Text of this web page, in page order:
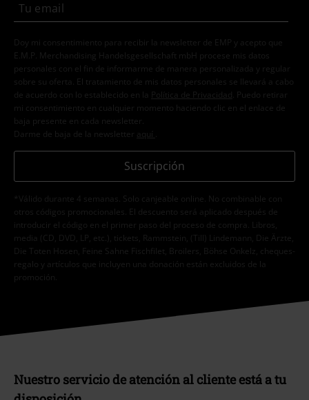
Doy mi consentimiento para recibir la newsletter de EMP y acepto que
E.M.P. Merchandising Handelsgesellschaft mbH procese mis datos
personales con el fin de informarme de manera personalizada y regular
sobre su oferta. El tratamiento de mis datos personales se llevará a cabo
de acuerdo con lo establecido en la
Política de Privacidad . Puedo retirar
mi consentimiento en cualquier momento haciendo clic en el enlace de
baja presente en cada newsletter.
Darme de baja de la newsletter
aquí
Suscripción
*Válido durante 4 semanas. Solo canjeable online. No combinable con
otros códigos promocionales. El descuento será aplicado después de
introducir el código en el primer paso del proceso de compra. Libros,
media (CD, DVD, LP, etc.), tickets, Rammstein, (Till) Lindemann, Die Ärzte,
Die Toten Hosen, Feine Sahne Fischfilet, Broilers, Böhse Onkelz, cheques-
regalo y artículos que incluyen una donación están excluidos de la
promoción.
Nuestro servicio de atención al cliente está a tu